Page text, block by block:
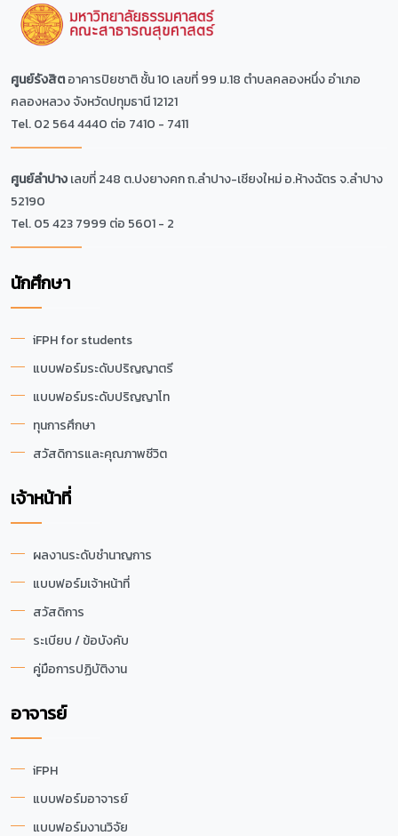
ศูนย์รังสิตอาคารปิยชาติ ชั้น 10 เลขที่ 99 ม.18 ตำบลคลองหนึ่ง อำเภอ
คลองหลวง จังหวัดปทุมธานี 12121
Tel. 02 564 4440 ต่อ 7410 - 7411
ศูนย์ลำปางเลขที่ 248 ต.ปงยางคก ถ.ลำปาง-เชียงใหม่ อ.ห้างฉัตร จ.ลำปาง
52190
Tel. 05 423 7999 ต่อ 5601 - 2
นักศึกษา
iFPH for students
แบบฟอร์มระดับปริญญาตรี
แบบฟอร์มระดับปริญญาโท
ทุนการศึกษา
สวัสดิการและคุณภาพชีวิต
เจ้าหน้าที่
ผลงานระดับชำนาญการ
แบบฟอร์มเจ้าหน้าที่
สวัสดิการ
ระเบียบ / ข้อบังคับ
คู่มือการปฏิบัติงาน
อาจารย์
iFPH
แบบฟอร์มอาจารย์
แบบฟอร์มงานวิจัย